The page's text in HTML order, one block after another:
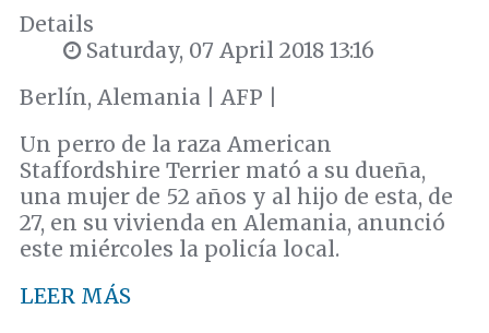
Details
Saturday, 07 April 2018 13:16
Berlín, Alemania | AFP |
Un perro de la raza American
Staffordshire Terrier mató a su dueña,
una mujer de 52 años y al hijo de esta, de
27, en su vivienda en Alemania, anunció
este miércoles la policía local.
LEER MÁS